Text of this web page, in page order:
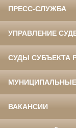
ПРЕСС-СЛУЖБА
УПРАВЛЕНИЕ
СУДЫ СУБЪЕКТА
ВАКАНСИИ